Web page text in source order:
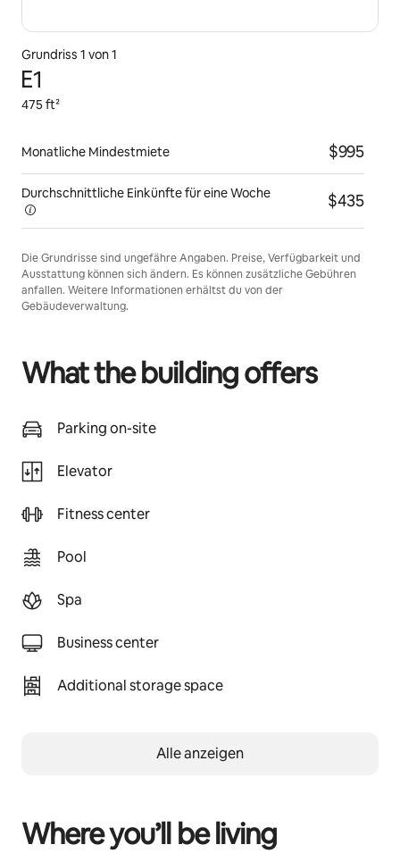
Grundriss 1 von 1
E1
475 ft²
Monatliche Mindestmiete $995
Durchschnittliche Einkünfte für eineWoche $435
Die Grundrisse sind ungefähre Angaben. Preise, Verfügbarkeit und
Ausstattung können sich ändern. Es können zusätzliche Gebühren
anfallen. Weitere Informationen erhältst du von der
Gebäudeverwaltung.
What the building offers
Parking on-site
Elevator
Fitness center
Pool
Spa
Business center
Additional storage space
Alle anzeigen
Where you’ll be living